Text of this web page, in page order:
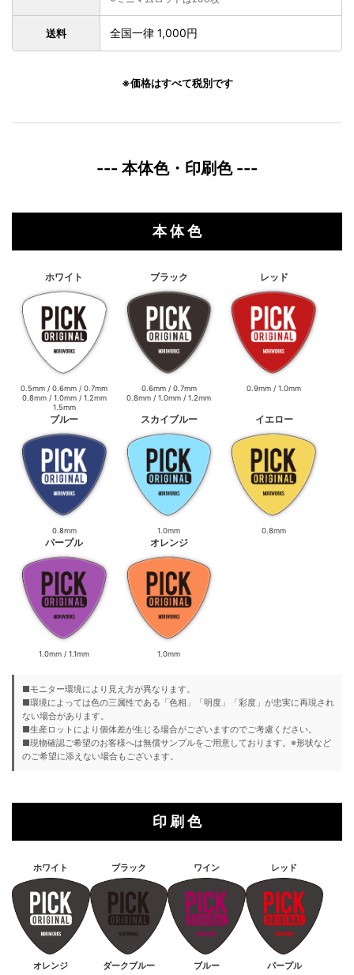
送料 全国一律 1,000円
※価格はすべて税別です
--- 本体色・印刷色 ---
本 体 色
ホワイト
0.5mm / 0.6mm / 0.7mm
0.8mm / 1.0mm / 1.2mm
1.5mm
ブラック
0.6mm / 0.7mm
0.8mm / 1.0mm / 1.2mm
レッド
0.9mm / 1.0mm
ブルー
0.8mm
スカイブルー
1.0mm
イエロー
0.8mm
パープル
1.0mm / 1.1mm
オレンジ
1.0mm
■モニター環境により見え方が異なります。
■環境によっては色の三属性である「色相」「明度」「彩度」が忠実に再現され
ない場合があります。
■生産ロットにより個体差が生じる場合がございますのでご考慮ください。
■現物確認ご希望のお客様へは無償サンプルをご用意しております。※形状など
のご希望に添えない場合もございます。
印 刷 色
ホワイト ブラック ワイン レッド
オレンジ ダークブルー ブルー パープル